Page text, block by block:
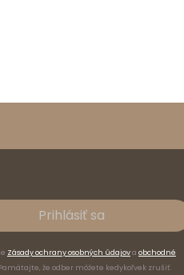
Prihlásiť sa
Zásady ochrany osobných údajova obchodné
že odber môžete kedykoľvek zrušiť.